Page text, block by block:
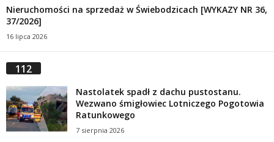
Nieruchomości na sprzedaż w Świebodzicach [WYKAZY NR 36,
37/2026]
16 lipca 2026
112
Nastolatek spadł z dachu pustostanu.
Wezwano śmigłowiec Lotniczego Pogotowia
Ratunkowego
7 sierpnia 2026